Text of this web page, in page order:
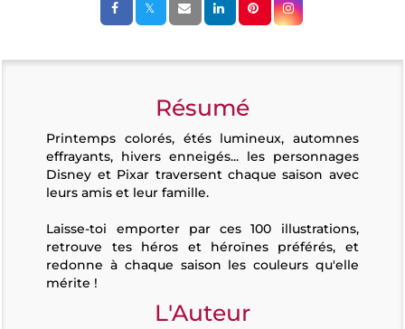
Résumé
Printemps colorés, étés lumineux, automnes
effrayants, hivers enneigés... les personnages
Disney et Pixar traversent chaque saison avec
leurs amis et leur famille.
Laisse-toi emporter par ces 100 illustrations,
retrouve tes héros et héroïnes préférés, et
redonne à chaque saison les couleurs qu'elle
mérite !
L'Auteur